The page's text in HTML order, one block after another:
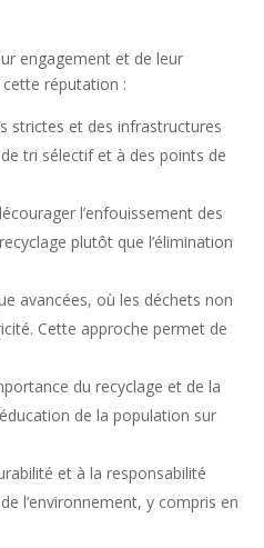
engagement et de leur
réputation :
strictes et des infrastructures
tri sélectif et à des points de
l’enfouissement des
plutôt que l’élimination
avancées, où les déchets non
Cette approche permet de
du recyclage et de la
de la population sur
et à la responsabilité
l’environnement, y compris en